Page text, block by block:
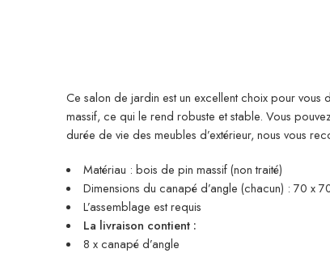
Ce salon de jardin est un excellent choix pour
massif, ce qui le rend robuste et stable. Vous
durée de vie des meubles d’extérieur, nous vous
Matériau : bois de pin massif (non traité)
Dimensions du canapé d’angle (chacun) : 70 x
L’assemblage est requis
La livraison contient :
8 x canapé d’angle